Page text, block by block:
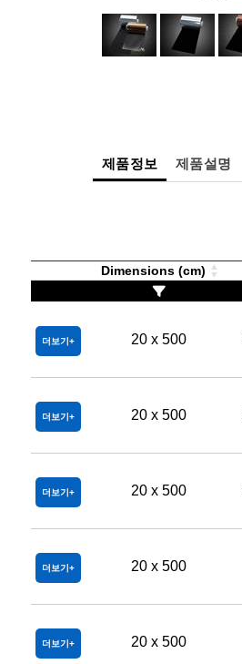
제품정보 제품설명
Dimensions (cm)
더보기 20 x 500
더보기 20 x 500
더보기 20 x 500
더보기 20 x 500
더보기 20 x 500